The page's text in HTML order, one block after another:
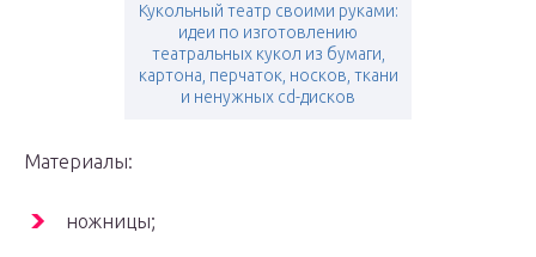
Кукольный театр своими руками:
идеи по изготовлению
театральных кукол из бумаги,
картона, перчаток, носков, ткани
и ненужных cd-дисков
Материалы:
ножницы;